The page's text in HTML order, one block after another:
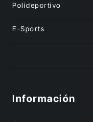
Polideportivo
E-Sports
Información